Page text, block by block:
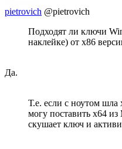
pietrovich @pietrovich
Подходят ли ключи
наклейке) от x86
Да.
Т.е. если с ноутом шла
могу поставить х64
скушает ключ и